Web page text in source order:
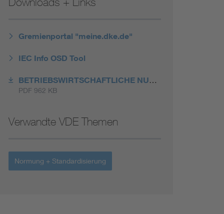
Gremienportal "meine.dke.de"
IEC Info OSD Tool
BETRIEBSWIRTSCHAFTLICHE NUTZEN VON SMART STANDARDS
PDF 962 KB
Verwandte VDE Themen
Normung + Standardisierung